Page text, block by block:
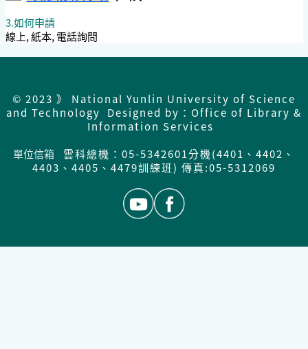
3.如何申請
線上, 紙本, 電話詢問
© 2023 》 National Yunlin University of Science
and Technology Designed by：Office of Library &
Information Services
單位信箱
雲科總機：05-5342601分機(4401、4402、
4403、4405、4479訓練班) 傳真:05-5312069